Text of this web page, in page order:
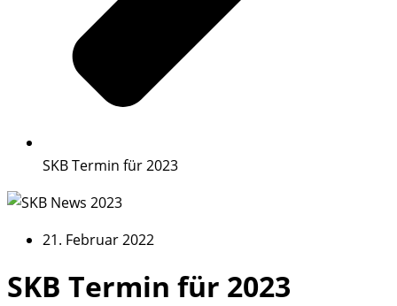
SKB Termin für 2023
21. Februar 2022
SKB Termin für 2023